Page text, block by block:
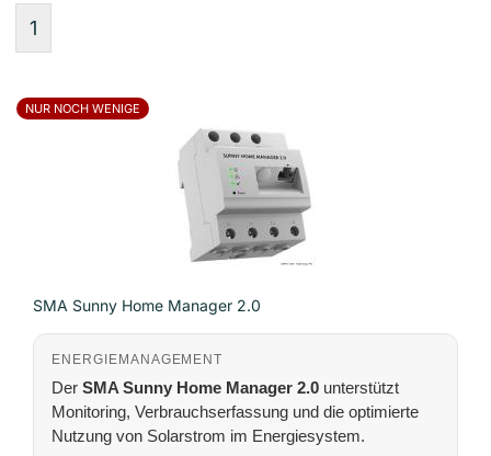
1
NUR NOCH WENIGE
SMA Sunny Home Manager 2.0
ENERGIEMANAGEMENT
Der SMA Sunny Home Manager 2.0 unterstützt
Monitoring, Verbrauchserfassung und die optimierte
Nutzung von Solarstrom im Energiesystem.